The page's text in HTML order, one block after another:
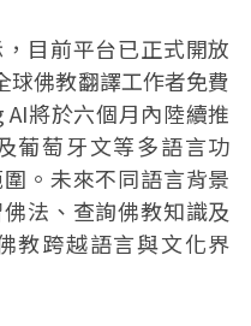
目前平台已正式開放
佛教翻譯工作者免費
將於六個月內陸續推
葡萄牙文等多語言功
。未來不同語言背景
法、查詢佛教知識及
教跨越語言與文化界